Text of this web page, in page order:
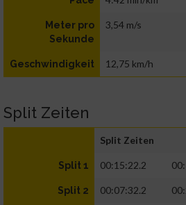
Meter pro
Sekunde
3,54 m/s
Geschwindigkeit 12,75 km/h
Split Zeiten
Split Zeiten
Split 1 00:15:22.2
Split 2 00:07:32.2